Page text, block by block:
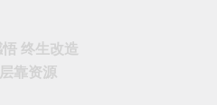
终生改造
靠资源